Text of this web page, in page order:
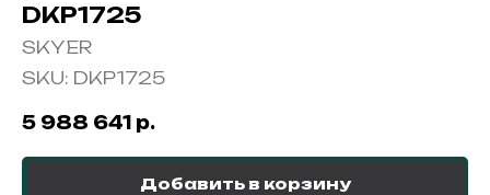
DKP1725
SKYER
SKU: DKP1725
5 988 641 р.
Добавить в корзину